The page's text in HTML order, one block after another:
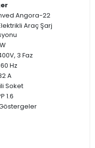
Angora-22
Araç Şarj
3 Faz
Hz
A
Soket
1.6
Göstergeler